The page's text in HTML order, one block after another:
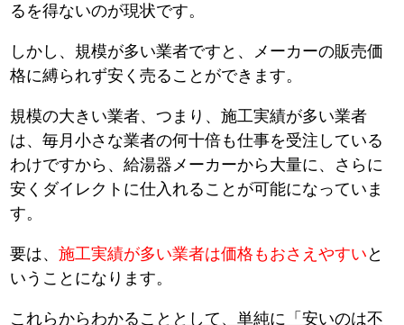
るを得ないのが現状です。
しかし、規模が多い業者ですと、メーカーの販売価
格に縛られず安く売ることができます。
規模の大きい業者、つまり、施工実績が多い業者
は、毎月小さな業者の何十倍も仕事を受注している
わけですから、給湯器メーカーから大量に、さらに
安くダイレクトに仕入れることが可能になっていま
す。
要は、施工実績が多い業者は価格もおさえやすい と
いうことになります。
これらからわかることとして、単純に「安いのは不